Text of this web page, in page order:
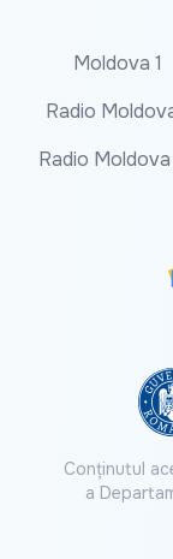
Moldova 1
Radio
Radio
Conținutul
a